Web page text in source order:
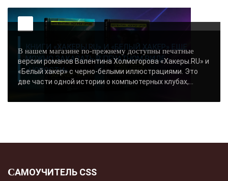
-- Люблю давать советы и очень не люблю, когда их дают мне.
КНИГИ «ХАКЕРЫ.RU» И «БЕЛЫЙ ХАКЕР» ЕЩЕ
МОЖНО ЗАКАЗАТЬ В ПЕЧАТНОМ ВИДЕ -
«НОВОСТИ»..
В нашем магазине по-прежнему доступны печатные
версии романов Валентина Холмогорова «Хакеры.RU» и
«Белый хакер» с черно-белыми иллюстрациями. Это
две части одной истории о компьютерных клубах,...
САМОУЧИТЕЛЬ CSS